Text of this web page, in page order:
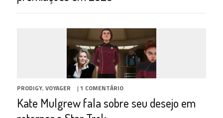
PRODIGY, VOYAGER | 1 COMENTÁRIO
Kate Mulgrew fala sobre seu desejo em